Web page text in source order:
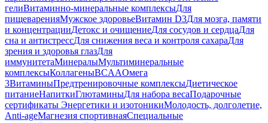
гелиВитаминно-минеральные комплексыДля
пищеваренияМужское здоровьеВитамин D3Для мозга, памяти
и концентрацииДетокс и очищениеДля сосудов и сердцаДля
сна и антистрессДля снижения веса и контроля сахараДля
зрения и здоровья глазДля
иммунитетаМинералыМультиминеральные
комплексыКоллагеныBCAAОмега
3ВитаминыПредтренировочные комплексыДиетическое
питаниеНапиткиГлютаминыДля набора весаПодарочные
сертификаты Энергетики и изотоникиМолодость, долголетие,
Anti-ageМагнезия спортивнаяСпециальные